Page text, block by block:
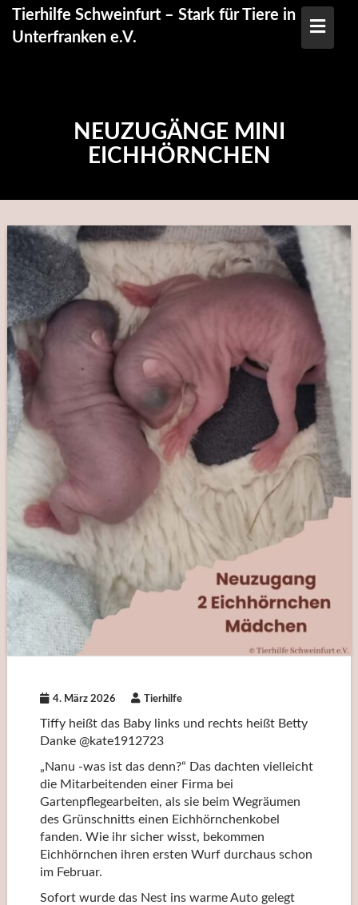
Skip
content
Tierhilfe Schweinfurt – Stark für Tiere in
Unterfranken e.V.
NEUZUGÄNGE MINI
EICHHÖRNCHEN
4. März 2026 Tierhilfe
Tiffy heißt das Baby links und rechts heißt Betty
Danke @kate1912723
„Nanu -was ist das denn?“ Das dachten vielleicht
die Mitarbeitenden einer Firma bei
Gartenpflegearbeiten, als sie beim Wegräumen
des Grünschnitts einen Eichhörnchenkobel
fanden. Wie ihr sicher wisst, bekommen
Eichhörnchen ihren ersten Wurf durchaus schon
im Februar.
Sofort wurde das Nest ins warme Auto gelegt